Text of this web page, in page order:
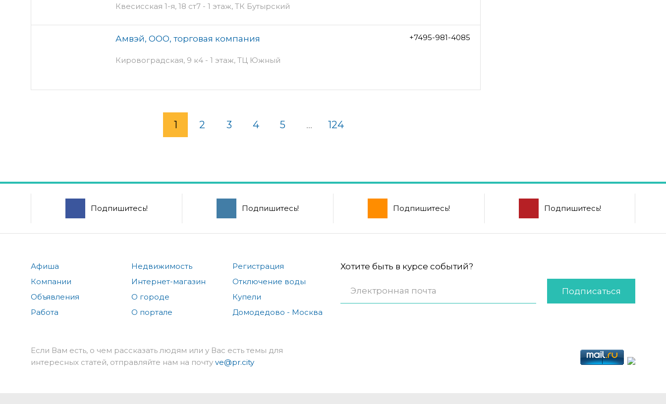
Квесисская 1-я, 18 ст7 - 1 этаж, ТК Бутырский
Амвэй, ООО, торговая компания
Кировоградская, 9 к4 - 1 этаж, ТЦ Южный
+7495-981-4085
1 2 3 4 5 ... 124
Подпишитесь! Подпишитесь! Подпишитесь! Подпишитесь!
Афиша
Компании
Объявления
Работа
Недвижимость
Интернет-магазин
О городе
О портале
Регистрация
Отключение воды
Купели
Домодедово - Москва
Хотите быть в курсе событий?
Подписаться
Если Вам есть, о чем рассказать людям или у Вас есть темы для
интересных статей, отправляйте нам на почту ve@pr.city